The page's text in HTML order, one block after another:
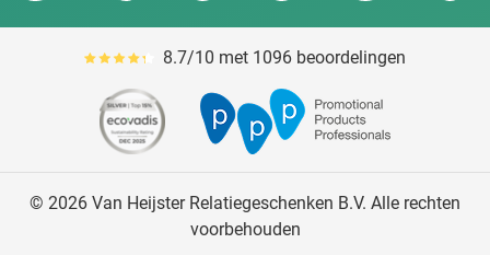
Gemiddeld reviewpercentage is 87
8.7/10 met 1096 beoordelingen
© 2026 Van Heijster Relatiegeschenken B.V. Alle rechten
voorbehouden